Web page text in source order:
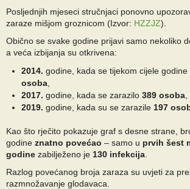
Posljednjih mjeseci stručnjaci ponovno
zaraze mišjom groznicom (Izvor: HZZJZ).
Obično se svake godine prijavi samo nekoliko
a veća izbijanja su otkrivena:
2014. godine, kada se tijekom cijele godine
osoba
2017. godine, kada se zarazilo 389 osoba
2019. godine, kada su se zarazile 197
Kao što rječito pokazuje graf s desne strane,
godine znatno povećao – samo u prvih šest
godine zabilježeno je 130 infekcija
Razlog povećanog broja zaraza su uvjeti za
razmnožavanje glodavaca.